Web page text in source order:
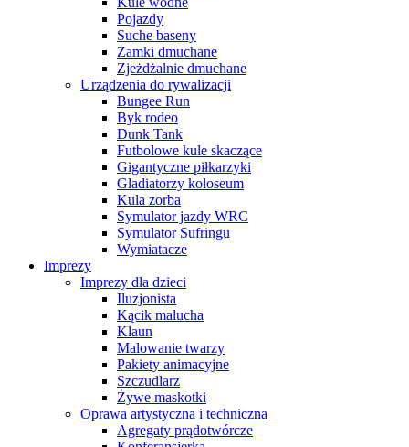
Pojazdy
Suche baseny
Zamki dmuchane
Zjeżdżalnie dmuchane
Urządzenia do rywalizacji
Bungee Run
Byk rodeo
Dunk Tank
Futbolowe kule skaczące
Gigantyczne piłkarzyki
Gladiatorzy koloseum
Kula zorba
Symulator jazdy WRC
Symulator Sufringu
Wymiatacze
Imprezy
Imprezy dla dzieci
Iluzjonista
Kącik malucha
Klaun
Malowanie twarzy
Pakiety animacyjne
Szczudlarz
Żywe maskotki
Oprawa artystyczna i techniczna
Agregaty prądotwórcze